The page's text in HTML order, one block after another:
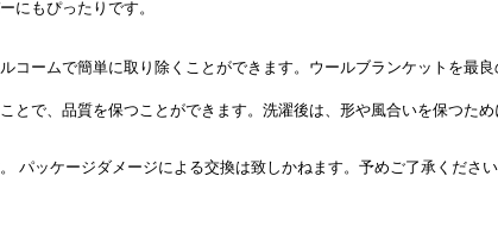
にもぴったりです。
コームで簡単に取り除くことができます。ウールブランケットを最良
とで、品質を保つことができます。洗濯後は、形や風合いを保つため
パッケージダメージによる交換は致しかねます。予めご了承ください